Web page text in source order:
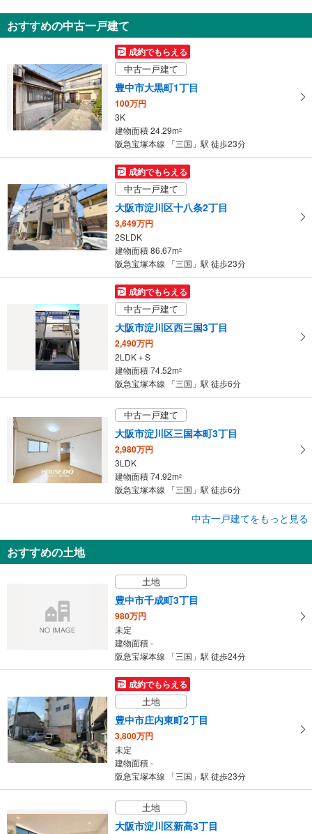
・触知図式案内板
・盲導鈴
知
を
け
取
る
・
条
イ
ペ
ー
ジ
に
存
おすすめの中古一戸建て
成約でもらえる
中古一戸建て
豊中市大黒町1丁目
100万円
3K
建物面積 24.29m2
阪急宝塚本線 「三国」駅 徒歩23分
成約でもらえる
中古一戸建て
大阪市淀川区十八条2丁目
3,649万円
2SLDK
建物面積 86.67m2
阪急宝塚本線 「三国」駅 徒歩23分
成約でもらえる
中古一戸建て
大阪市淀川区西三国3丁目
2,490万円
2LDK＋S
建物面積 74.52m2
阪急宝塚本線 「三国」駅 徒歩6分
中古一戸建て
大阪市淀川区三国本町3丁目
2,980万円
3LDK
建物面積 74.92m2
阪急宝塚本線 「三国」駅 徒歩6分
建物面積 74.52m2
阪急宝塚本線 「三国」駅 徒歩7分
中古一戸建てをもっと見る
おすすめの土地
土地
豊中市千成町3丁目
980万円
未定
建物面積 -
阪急宝塚本線 「三国」駅 徒歩24分
成約でもらえる
土地
豊中市庄内東町2丁目
3,800万円
未定
建物面積 -
阪急宝塚本線 「三国」駅 徒歩23分
土地
大阪市淀川区新高3丁目